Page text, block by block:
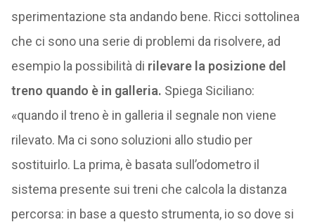
sperimentazione sta andando bene. Ricci sottolinea
che ci sono una serie di problemi da risolvere, ad
esempio la possibilità di rilevare la posizione del
treno quando è in galleria. Spiega Siciliano:
«quando il treno è in galleria il segnale non viene
rilevato. Ma ci sono soluzioni allo studio per
sostituirlo. La prima, è basata sull’odometro il
sistema presente sui treni che calcola la distanza
percorsa: in base a questo strumenta, io so dove si